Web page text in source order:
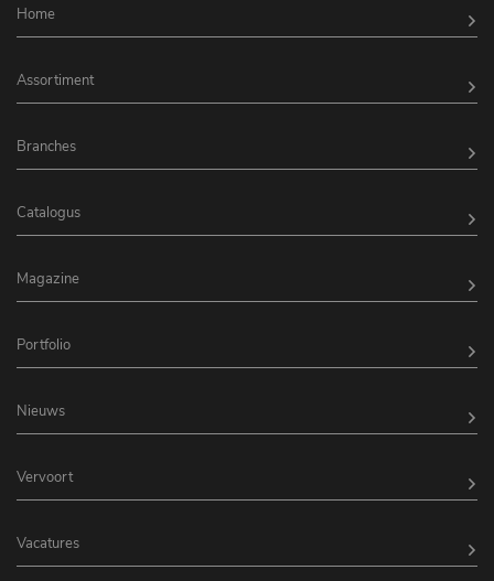
Home
Assortiment
Branches
Catalogus
Magazine
Portfolio
Nieuws
Vervoort
Vacatures